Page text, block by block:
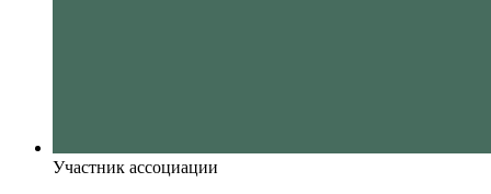
Участник ассоциации